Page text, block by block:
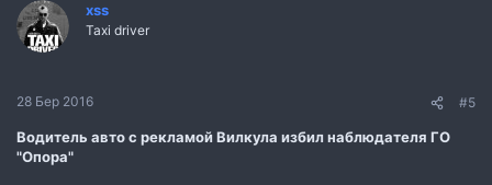
xss
Taxi driver
28 Бер 2016 #5
Водитель авто с рекламой Вилкула избил наблюдателя ГО
"Опора"